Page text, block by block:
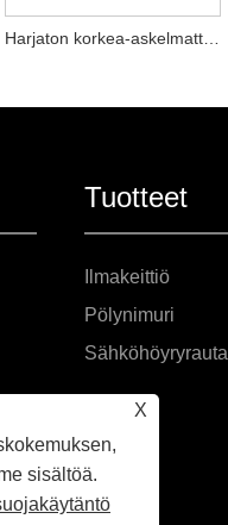
Tuotteet
Ilmakeittiö
Pölynimuri
Sähköhöyryrauta
X
sisältöä.